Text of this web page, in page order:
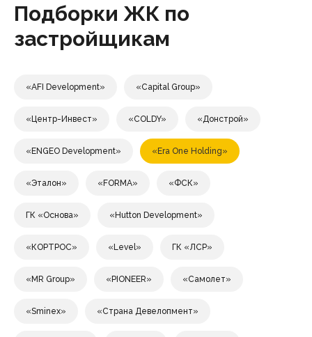
Подборки ЖК по
застройщикам
«AFI Development» «Capital Group»
«Центр-Инвест» «COLDY» «Донстрой»
«ENGEO Development» «Era One Holding»
«Эталон» «FORMA» «ФСК»
ГК «Основа» «Hutton Development»
«КОРТРОС» «Level» ГК «ЛСР»
«MR Group» «PIONEER» «Самолет»
«Sminex» «Страна Девелопмент»